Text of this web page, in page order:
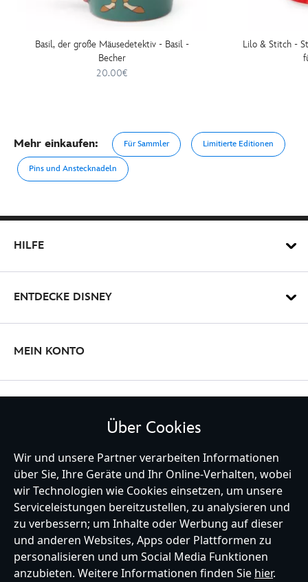
Basil, der große Mäusedetektiv - Basil -
Becher
20.00€
Lilo & Stitch -
Mehr einkaufen: Für Sammler Limitierte Editionen
Pins und Anstecknadeln
HILFE
ENTDECKE DISNEY
MEIN KONTO
Germany
Hilfe Nutzungsbedingungen Datenschutzerklärung
Site Map
Richtlinien für Cookies
EU Datenschutzhinweis
Impressum
Allgemeine Verkaufsbedingungen
Über Cookies
Wir und unsere Partner verarbeiten Informationen
über Sie, Ihre Geräte und Ihr Online-Verhalten, wobei
wir Technologien wie Cookies einsetzen, um unsere
Serviceleistungen bereitzustellen, zu analysieren und
zu verbessern; um Inhalte oder Werbung auf dieser
und anderen Websites, Apps oder Plattformen zu
personalisieren und um Social Media Funktionen
anzubieten. Weitere Informationen finden Sie hier.